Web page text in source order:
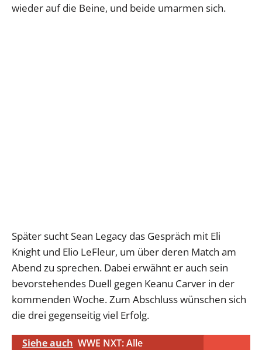
wieder auf die Beine, und beide umarmen sich.
Später sucht Sean Legacy das Gespräch mit Eli
Knight und Elio LeFleur, um über deren Match am
Abend zu sprechen. Dabei erwähnt er auch sein
bevorstehendes Duell gegen Keanu Carver in der
kommenden Woche. Zum Abschluss wünschen sich
die drei gegenseitig viel Erfolg.
Siehe auch WWE NXT: Alle